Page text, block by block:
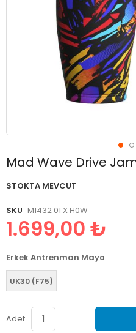
Mad Wave Drive
STOKTA MEVCUT
SKU M1432 01 X H0W
1.699,00 ₺
Erkek Antrenman Mayo
UK30 (F75)
Adet
Resim
başlangıcına